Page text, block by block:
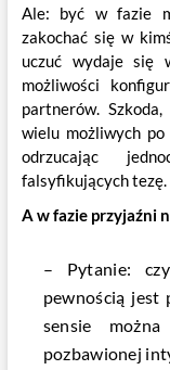
Ale: być w fazie
zakochać się w
uczuć wydaje
możliwości
partnerów.
wielu możliwych
odrzucając
falsyfikujących tezę.
A w fazie przyjaźni
– Pytanie:
pewnością jest
sensie
pozbawionej